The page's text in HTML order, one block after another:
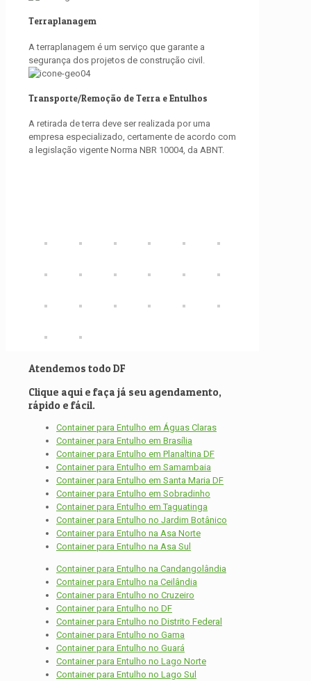
Terraplanagem
A terraplanagem é um serviço que garante a
segurança dos projetos de construção civil.
Transporte/Remoção de Terra e Entulhos
A retirada de terra deve ser realizada por uma
empresa especializado, certamente de acordo com
a legislação vigente Norma NBR 10004, da ABNT.
Atendemos todo DF
Clique aqui e faça já seu agendamento,
rápido e fácil.
Container para Entulho em Águas Claras
Container para Entulho em Brasília
Container para Entulho em Planaltina DF
Container para Entulho em Samambaia
Container para Entulho em Santa Maria DF
Container para Entulho em Sobradinho
Container para Entulho em Taguatinga
Container para Entulho no Jardim Botânico
Container para Entulho na Asa Norte
Container para Entulho na Asa Sul
Container para Entulho na Candangolândia
Container para Entulho na Ceilândia
Container para Entulho no Cruzeiro
Container para Entulho no DF
Container para Entulho no Distrito Federal
Container para Entulho no Gama
Container para Entulho no Guará
Container para Entulho no Lago Norte
Container para Entulho no Lago Sul